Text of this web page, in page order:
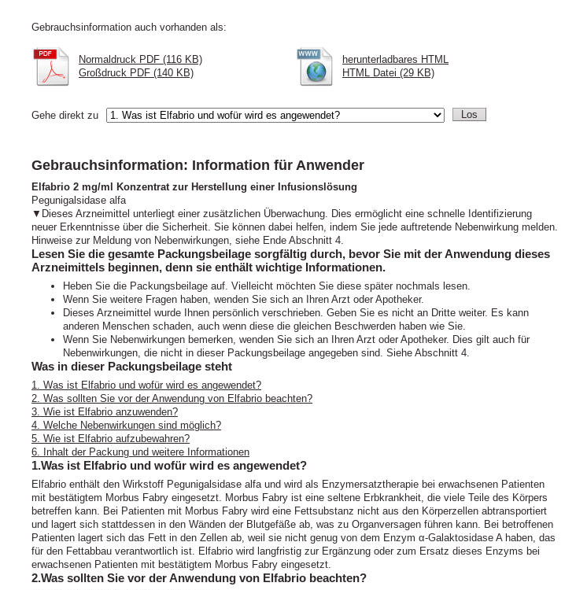
Gebrauchsinformation auch vorhanden als:
Normaldruck PDF (116 KB)
Großdruck PDF (140 KB)
herunterladbares HTML
HTML Datei (29 KB)
Gehe direkt zu
Gebrauchsinformation: Information für Anwender
Elfabrio 2 mg/ml Konzentrat zur Herstellung einer Infusionslösung
Pegunigalsidase alfa
▼Dieses Arzneimittel unterliegt einer zusätzlichen Überwachung. Dies ermöglicht eine schnelle Identifizierung
neuer Erkenntnisse über die Sicherheit. Sie können dabei helfen, indem Sie jede auftretende Nebenwirkung melden.
Hinweise zur Meldung von Nebenwirkungen, siehe Ende Abschnitt 4.
Lesen Sie die gesamte Packungsbeilage sorgfältig durch, bevor Sie mit der Anwendung dieses
Arzneimittels beginnen, denn sie enthält wichtige Informationen.
Heben Sie die Packungsbeilage auf. Vielleicht möchten Sie diese später nochmals lesen.
Wenn Sie weitere Fragen haben, wenden Sie sich an Ihren Arzt oder Apotheker.
Dieses Arzneimittel wurde Ihnen persönlich verschrieben. Geben Sie es nicht an Dritte weiter. Es kann
anderen Menschen schaden, auch wenn diese die gleichen Beschwerden haben wie Sie.
Wenn Sie Nebenwirkungen bemerken, wenden Sie sich an Ihren Arzt oder Apotheker. Dies gilt auch für
Nebenwirkungen, die nicht in dieser Packungsbeilage angegeben sind. Siehe Abschnitt 4.
Was in dieser Packungsbeilage steht
1. Was ist Elfabrio und wofür wird es angewendet?
2. Was sollten Sie vor der Anwendung von Elfabrio beachten?
3. Wie ist Elfabrio anzuwenden?
4. Welche Nebenwirkungen sind möglich?
5. Wie ist Elfabrio aufzubewahren?
6. Inhalt der Packung und weitere Informationen
1.Was ist Elfabrio und wofür wird es angewendet?
Elfabrio enthält den Wirkstoff Pegunigalsidase alfa und wird als Enzymersatztherapie bei erwachsenen Patienten
mit bestätigtem Morbus Fabry eingesetzt. Morbus Fabry ist eine seltene Erbkrankheit, die viele Teile des Körpers
betreffen kann. Bei Patienten mit Morbus Fabry wird eine Fettsubstanz nicht aus den Körperzellen abtransportiert
und lagert sich stattdessen in den Wänden der Blutgefäße ab, was zu Organversagen führen kann. Bei betroffenen
Patienten lagert sich das Fett in den Zellen ab, weil sie nicht genug von dem Enzym α‑Galaktosidase A haben, das
für den Fettabbau verantwortlich ist. Elfabrio wird langfristig zur Ergänzung oder zum Ersatz dieses Enzyms bei
erwachsenen Patienten mit bestätigtem Morbus Fabry eingesetzt.
2.Was sollten Sie vor der Anwendung von Elfabrio beachten?